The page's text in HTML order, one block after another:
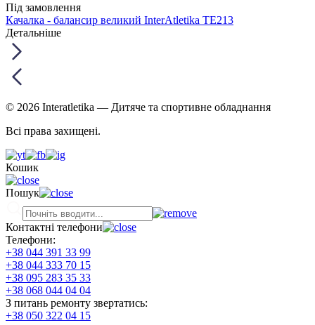
Під замовлення
Качалка - балансир великий InterAtletika ТЕ213
Детальніше
© 2026 Interatletika — Дитяче та спортивне обладнання
Всі права захищені.
Кошик
Пошук
Контактні телефони
Телефони:
+38 044 391 33 99
+38 044 333 70 15
+38 095 283 35 33
+38 068 044 04 04
З питань ремонту звертатись:
+38 050 322 04 15